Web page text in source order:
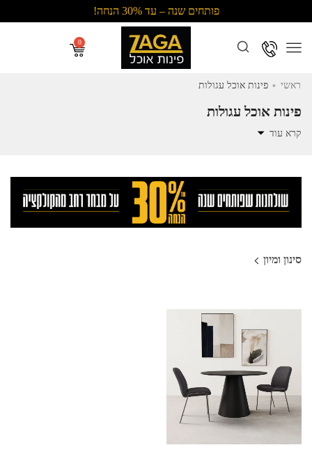
פותחים שנה – עד 30% הנחה!
Menu
ראשי . פינות אוכל עגולות
פינות אוכל עגולות
קרא עוד
סינון ומיון